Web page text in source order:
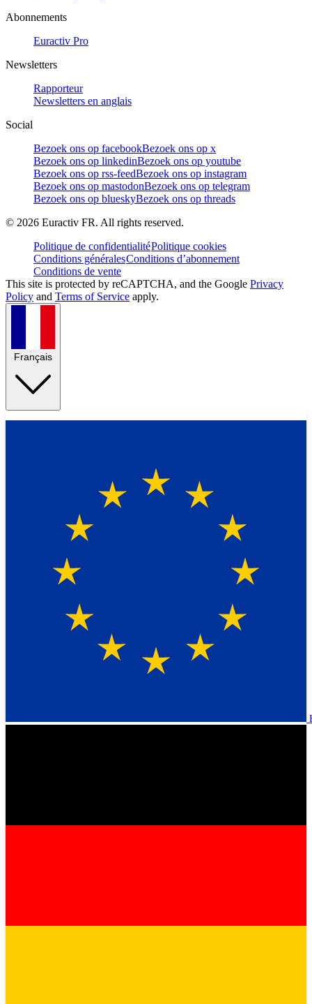
Abonnements
Euractiv Pro
Newsletters
Rapporteur
Newsletters en anglais
Social
Bezoek ons op facebookBezoek ons op x
Bezoek ons op linkedinBezoek ons op youtube
Bezoek ons op rss-feedBezoek ons op instagram
Bezoek ons op mastodonBezoek ons op telegram
Bezoek ons op blueskyBezoek ons op threads
© 2026 Euractiv FR. All rights reserved.
Politique de confidentialitéPolitique cookies
Conditions généralesConditions d’abonnement
Conditions de vente
This site is protected by reCAPTCHA, and the Google Privacy
Policy and Terms of Service apply.
Français